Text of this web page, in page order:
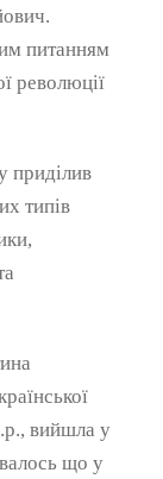
.
питанням
революції
приділив
типів
вийшла у
що у